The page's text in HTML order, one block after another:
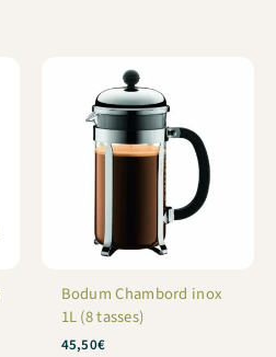
Bodum Chambord inox
1L (8 tasses)
45,50€